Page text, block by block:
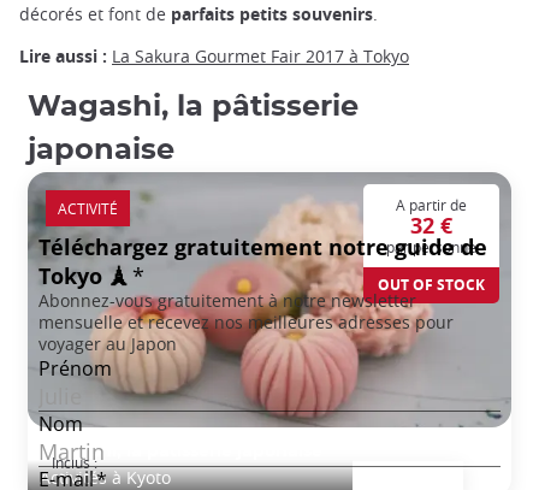
décorés et font de parfaits petits souvenirs.
Lire aussi : La Sakura Gourmet Fair 2017 à Tokyo
Wagashi, la pâtisserie
japonaise
Wagashi, la pâtisserie japonaise
Activités à Kyoto
A partir de
32 €
par personne
OUT OF STOCK
Inclus :
ACTIVITÉ